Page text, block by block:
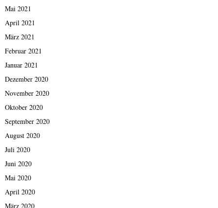
Mai 2021
April 2021
März 2021
Februar 2021
Januar 2021
Dezember 2020
November 2020
Oktober 2020
September 2020
August 2020
Juli 2020
Juni 2020
Mai 2020
April 2020
März 2020